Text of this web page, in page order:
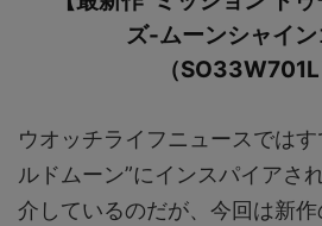
ズ-ムーンシャイ
（SO33W701L
ウオッチライフニュースでは
ルドムーン”にインスパイアさ
介しているのだが、今回は新作